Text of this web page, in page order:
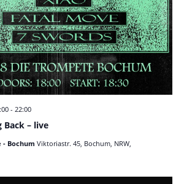
Back – live
- 22:00
- Bochum Viktoriastr. 45, Bochum, NRW,